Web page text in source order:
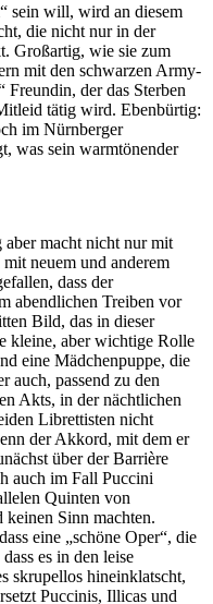
sein will, wird an diesem
die nicht nur in der
Großartig, wie sie zum
mit den schwarzen Army-
Freundin, der das Sterben
tätig wird. Ebenbürtig:
im Nürnberger
was sein warmtönender
macht nicht nur mit
neuem und anderem
dass der
abendlichen Treiben vor
Bild, das in dieser
kleine, aber wichtige Rolle
eine Mädchenpuppe, die
auch, passend zu den
Akts, in der nächtlichen
Librettisten nicht
der Akkord, mit dem er
über der Barrière
auch im Fall Puccini
Quinten von
keinen Sinn machten.
eine „schöne Oper“, die
es in den leise
skrupellos hineinklatscht,
Puccinis, Illicas und